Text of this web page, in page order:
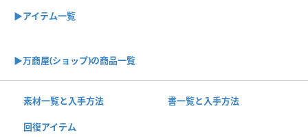
▶アイテム一覧
▶︎万商屋(ショップ)の商品一覧
素材一覧と入手方法 書一覧と入手方法
回復アイテム